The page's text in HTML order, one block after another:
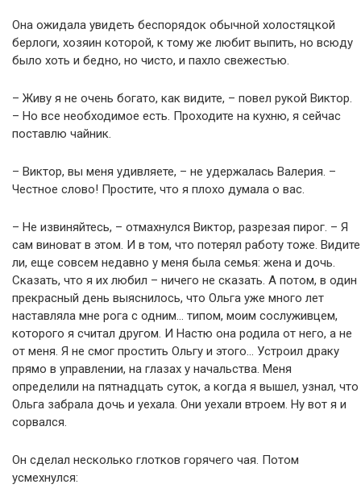
Она ожидала увидеть беспорядок обычной холостяцкой
берлоги, хозяин которой, к тому же любит выпить, но всюду
было хоть и бедно, но чисто, и пахло свежестью.
– Живу я не очень богато, как видите, – повел рукой Виктор.
– Но все необходимое есть. Проходите на кухню, я сейчас
поставлю чайник.
– Виктор, вы меня удивляете, – не удержалась Валерия. –
Честное слово! Простите, что я плохо думала о вас.
– Не извиняйтесь, – отмахнулся Виктор, разрезая пирог. – Я
сам виноват в этом. И в том, что потерял работу тоже. Видите
ли, еще совсем недавно у меня была семья: жена и дочь.
Сказать, что я их любил – ничего не сказать. А потом, в один
прекрасный день выяснилось, что Ольга уже много лет
наставляла мне рога с одним… типом, моим сослуживцем,
которого я считал другом. И Настю она родила от него, а не
от меня. Я не смог простить Ольгу и этого… Устроил драку
прямо в управлении, на глазах у начальства. Меня
определили на пятнадцать суток, а когда я вышел, узнал, что
Ольга забрала дочь и уехала. Они уехали втроем. Ну вот я и
сорвался.
Он сделал несколько глотков горячего чая. Потом
усмехнулся: